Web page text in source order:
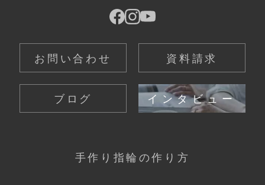
お問い合わせ 資料請求
ブログ インタビュー
手作り指輪の作り方